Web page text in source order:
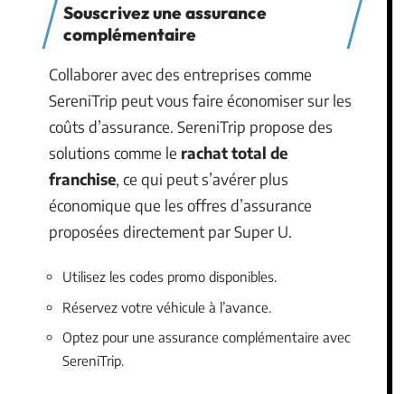
Souscrivez une assurance
complémentaire
Collaborer avec des entreprises comme
SereniTrip peut vous faire économiser sur les
coûts d’assurance. SereniTrip propose des
solutions comme le rachat total de
franchise, ce qui peut s’avérer plus
économique que les offres d’assurance
proposées directement par Super U.
Utilisez les codes promo disponibles.
Réservez votre véhicule à l’avance.
Optez pour une assurance complémentaire avec
SereniTrip.